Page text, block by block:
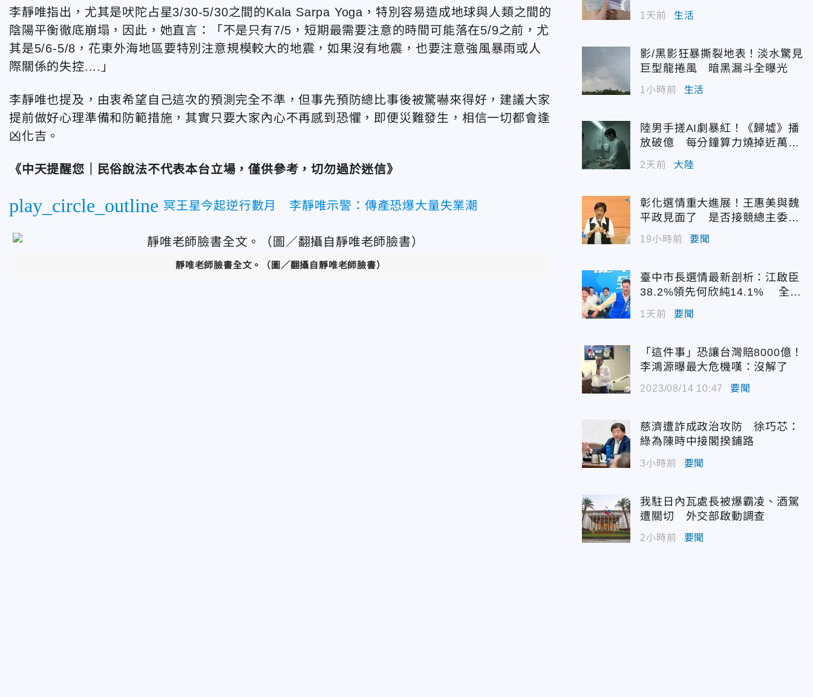
李靜唯指出， 尤其是吠陀占星3/30-5/30之間的Kala Sarpa Yoga，特別容易造成地球與人類之間的
陰陽平衡徹底崩塌，因此，她直言：「不是只有7/5，短期最需要注意的時間可能落在5/9之前，尤
其是5/6-5/8，花東外海地區要特別注意規模較大的地震，如果沒有地震，也要注意強風暴雨或人
際關係的失控....」
李靜唯也提及， 由衷希望自己這次的預測完全不準，但事先預防總比事後被驚嚇來得好，建議大家
提前做好心理準備和防範措施，其實只要大家內心不再感到恐懼，即便災難發生，相信一切都會逢
凶化吉。
《中天提醒您｜民俗說法不代表本台立場，僅供參考，切勿過於迷信》
play_circle_outline 冥王星今起逆行數月 李靜唯示警：傳產恐爆大量失業潮
靜唯老師臉書全文。（圖／翻攝自靜唯老師臉書）
1天前 生活
影/黑影狂暴撕裂地表！淡水驚見
巨型龍捲風 暗黑漏斗全曝光
1小時前 生活
陸男手搓AI劇暴紅！《歸墟》播
放破億 每分鐘算力燒掉近萬台
2天前 大陸
彰化選情重大進展！王惠美與魏
平政見面了 是否接競總主委態
度曝光
19小時前 要聞
臺中市長選情最新剖析：江啟臣
38.2%領先何欣純14.1% 全世
代支持度全面居首
1天前 要聞
「這件事」恐讓台灣賠8000億！
李鴻源曝最大危機嘆：沒解了
2023/08/14 10:47 要聞
慈濟遭詐成政治攻防 徐巧芯：
綠為陳時中接閣揆鋪路
3小時前 要聞
我駐日內瓦處長被爆霸凌、酒駕
遭關切 外交部啟動調查
2小時前 要聞